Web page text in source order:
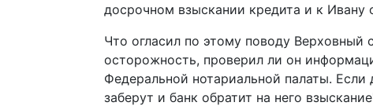
досрочном взыскании кредита и к
Что огласил по этому поводу
осторожность, проверил ли он
Федеральной нотариальной палаты.
заберут и банк обратит на него